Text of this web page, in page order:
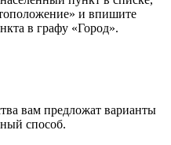
и впишите
в графу «Город».
вам предложат варианты
способ.